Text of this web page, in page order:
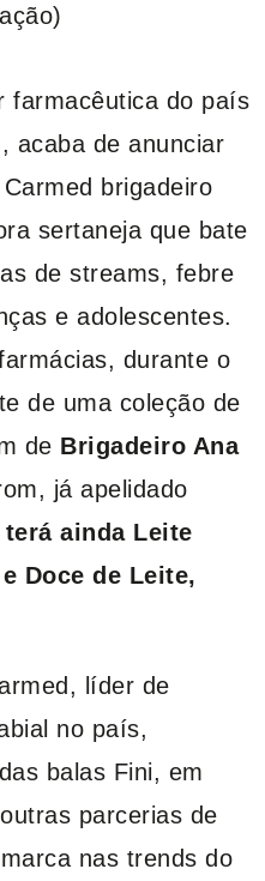
farmacêutica do país
acaba de anunciar
brigadeiro
sertaneja que bate
de streams, febre
e adolescentes.
durante o
de uma coleção de
de Brigadeiro Ana
já apelidado
ainda Leite
Doce de Leite,
líder de
no país,
balas Fini, em
parcerias de
nas trends do